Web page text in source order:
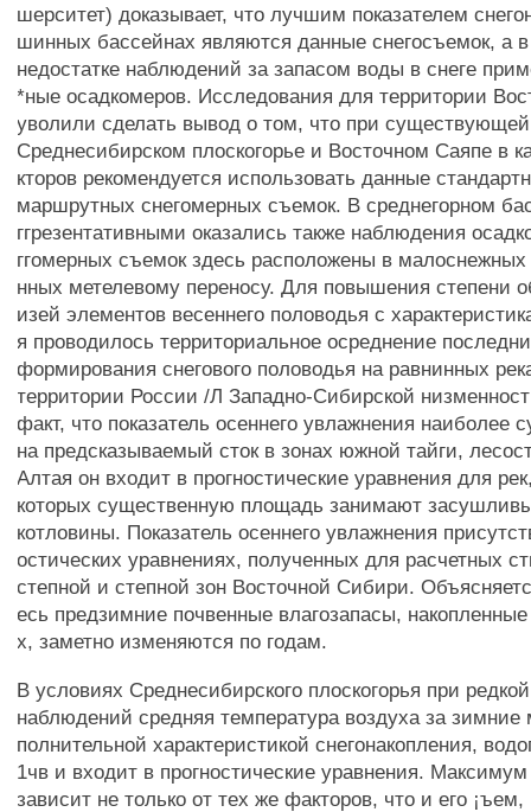
шерситет) доказывает, что лучшим показателем
шинных бассейнах являются данные снегосъемок, а
недостатке наблюдений за запасом воды в снеге
*ные осадкомеров. Исследования для территории
уволили сделать вывод о том, что при
Среднесибирском плоскогорье и Восточном Саяпе в
кторов рекомендуется использовать данные
маршрутных снегомерных съемок. В среднегорном
ггрезентативными оказались также наблюдения
ггомерных съемок здесь расположены в
нных метелевому переносу. Для повышения степени
изей элементов весеннего половодья с
я проводилось территориальное осреднение
формирования снегового половодья на равнинных
территории России /Л Западно-Сибирской
факт, что показатель осеннего увлажнения наиболее
на предсказываемый сток в зонах южной тайги,
Алтая он входит в прогностические уравнения для
которых существенную площадь занимают
котловины. Показатель осеннего увлажнения
остических уравнениях, полученных для расчетных
степной и степной зон Восточной Сибири.
есь предзимние почвенные влагозапасы,
х, заметно изменяются по годам.
В условиях Среднесибирского плоскогорья при
наблюдений средняя температура воздуха за зимние
полнительной характеристикой снегонакопления,
1чв и входит в прогностические уравнения.
зависит не только от тех же факторов, что и его ¡ъем,